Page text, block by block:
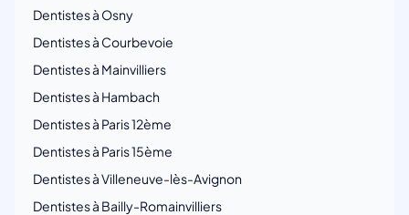
Dentistes à Osny
Dentistes à Courbevoie
Dentistes à Mainvilliers
Dentistes à Hambach
Dentistes à Paris 12ème
Dentistes à Paris 15ème
Dentistes à Villeneuve-lès-Avignon
Dentistes à Bailly-Romainvilliers